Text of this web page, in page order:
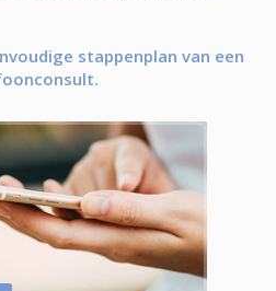
stappenplan van een